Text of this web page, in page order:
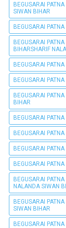
BEGUSARAI
SIWAN BIHAR
BEGUSARAI
BEGUSARAI
BIHARSHARIF
BEGUSARAI
BEGUSARAI
BEGUSARAI
BIHAR
BEGUSARAI
BEGUSARAI
BEGUSARAI
BEGUSARAI
BEGUSARAI
NALANDA SIWAN
BEGUSARAI
SIWAN BIHAR
BEGUSARAI